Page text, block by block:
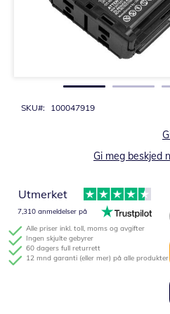
SKU 100047919
Gi meg beskjed
Alle priser inkl. toll, moms og avgifter
Ingen skjulte gebyrer
60 dagers full returrett
12 mnd garanti (eller mer) på alle produkter
Utmerket
7,310 anmeldelser på